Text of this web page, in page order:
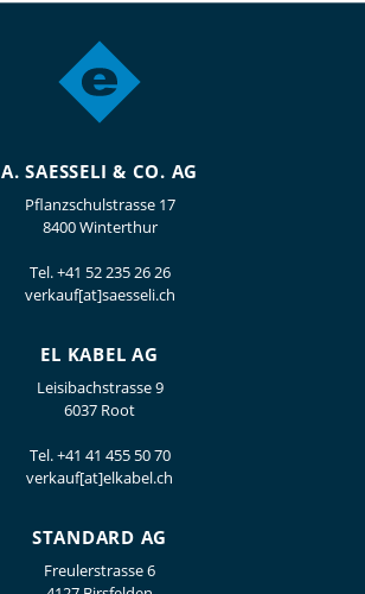
A. SAESSELI & CO. AG
Pflanzschulstrasse 17
8400 Winterthur
Tel.+41 52 235 26 26
verkauf[at]saesseli.ch
EL KABEL AG
Leisibachstrasse 9
6037 Root
Tel.+41 41 455 50 70
verkauf[at]elkabel.ch
STANDARD AG
Freulerstrasse 6